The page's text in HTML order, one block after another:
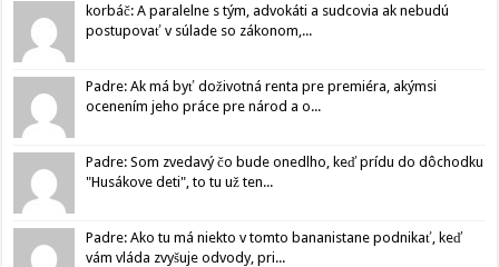
korbáč: A paralelne s tým, advokáti a sudcovia ak nebudú
postupovať v súlade so zákonom,...
Padre: Ak má byť doživotná renta pre premiéra, akýmsi
ocenením jeho práce pre národ a o...
Padre: Som zvedavý čo bude onedlho, keď prídu do dôchodku
"Husákove deti", to tu už ten...
Padre: Ako tu má niekto v tomto bananistane podnikať, keď
vám vláda zvyšuje odvody, pri...